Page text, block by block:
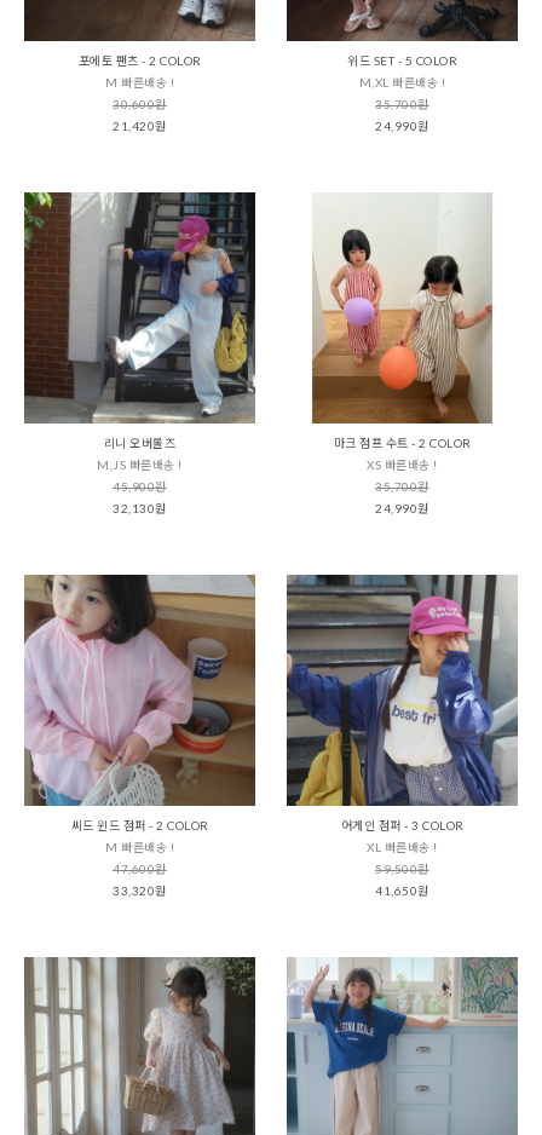
포에토 팬츠 - 2 COLOR
M 빠른배송 !
30,600원
21,420원
위드 SET - 5 COLOR
M,XL 빠른배송 !
35,700원
24,990원
리니 오버롤즈
M,JS 빠른배송 !
45,900원
32,130원
마크 점프 수트 - 2 COLOR
XS 빠른배송 !
35,700원
24,990원
씨드 윈드 점퍼 - 2 COLOR
M 빠른배송 !
47,600원
33,320원
어게인 점퍼 - 3 COLOR
XL 빠른배송 !
59,500원
41,650원